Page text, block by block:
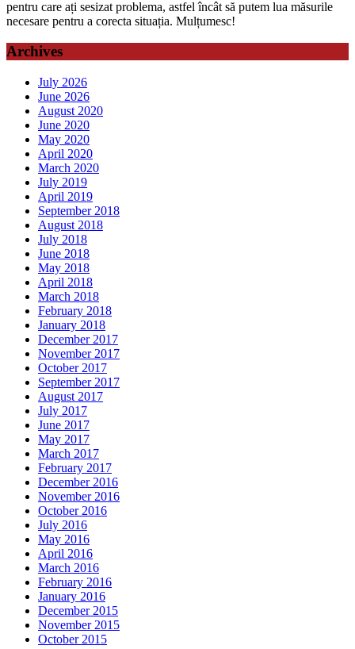
pentru care ați sesizat problema, astfel încât să putem lua măsurile
necesare pentru a corecta situația. Mulțumesc!
Archives
July 2026
June 2026
August 2020
June 2020
May 2020
April 2020
March 2020
July 2019
April 2019
September 2018
August 2018
July 2018
June 2018
May 2018
April 2018
March 2018
February 2018
January 2018
December 2017
November 2017
October 2017
September 2017
August 2017
July 2017
June 2017
May 2017
March 2017
February 2017
December 2016
November 2016
October 2016
July 2016
May 2016
April 2016
March 2016
February 2016
January 2016
December 2015
November 2015
October 2015